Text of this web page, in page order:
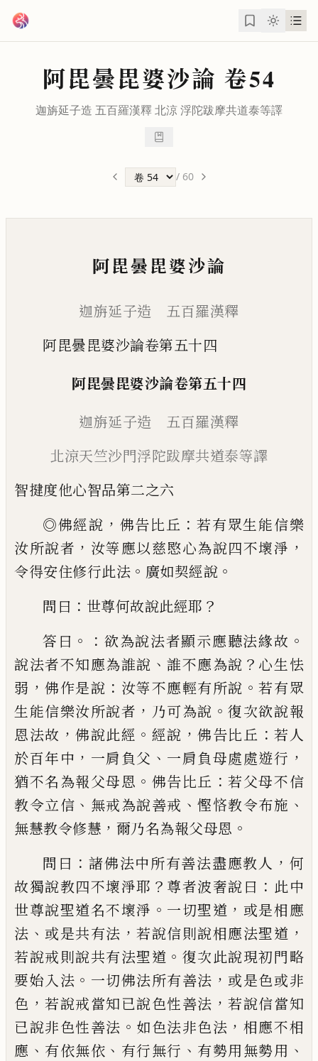
阿毘曇毘婆沙論 卷54
迦旃延子造 五百羅漢釋 北涼浮陀跋摩共道泰等譯
/ 60
阿毘曇毘婆沙論
迦旃延子造 五百羅漢釋
阿毘曇毘婆沙論卷第五十四
阿毘曇毘婆沙論卷第五十四
迦旃延子造
五百羅漢釋
北涼天竺沙門浮陀跋摩共道泰等譯
智揵度他心智品第二之六
◎佛經說 ， 佛告比丘 ：若有眾生能信樂
汝所說者 ， 汝等應以慈愍心為說四不壞淨 ，
令得安住修行此法 。 廣如契經說 。
問曰 ： 世尊何故說此經耶 ？
答曰 。： 欲為說法者顯示應聽法緣故 。
說法者不知應為誰說 、誰不應為說 ？ 心生怯
弱 ，佛作是說 ： 汝等不應輕有所說 。若有眾
生能信樂汝所說者 ， 乃可為說 。復次欲說報
恩法故 ，佛說此經 。 經說 ，佛告比丘 ：若人
於百年中 ， 一肩負父 、 一肩負母處處遊行 ，
猶不名為報父母恩 。 佛告比丘 ：若父母不信
教令立信 、 無戒為說善戒 、慳悋教令布施 、
無慧教令修慧 ， 爾乃名為報父母恩 。
問曰 ：諸佛法中所有善法盡應教人 ， 何
故獨說教四不壞淨耶 ？ 尊者波奢說曰 ： 此中
世尊說聖道名不壞淨 。 一切聖道 ， 或是相應
法 、 或是共有法 ，若說信則說相應法聖道 ，
若說戒則說共有法聖道 。 復次此說現初門略
要始入法 。 一切佛法所有善法 ， 或是色或非
色 ，若說戒當知已說色性善法 ，若說信當知
已說非色性善法 。 如色法非色法 ， 相應不相
應 、 有依無依 、 有行無行 、 有勢用無勢用 、